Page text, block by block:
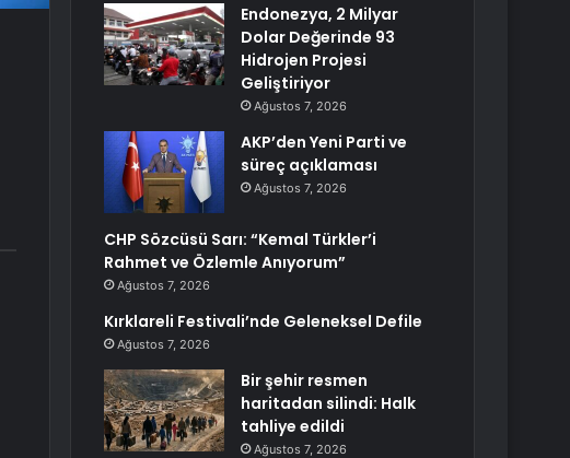
Endonezya, 2 Milyar
Dolar Değerinde 93
Hidrojen Projesi
Geliştiriyor
Ağustos 7, 2026
AKP’den Yeni Parti ve
süreç açıklaması
Ağustos 7, 2026
CHP Sözcüsü Sarı: “Kemal Türkler’i
Rahmet ve Özlemle Anıyorum”
Ağustos 7, 2026
Kırklareli Festivali’nde Geleneksel Defile
Ağustos 7, 2026
Bir şehir resmen
haritadan silindi: Halk
tahliye edildi
Ağustos 7, 2026